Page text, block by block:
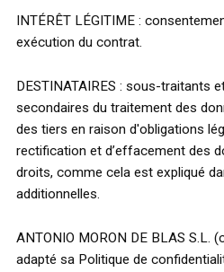
INTÉRÊT LÉGITIME :
exécution du contrat.
DESTINATAIRES : sous-traitants
secondaires du traitement des
des tiers en raison d'obligations
rectification et d’effacement des
droits, comme cela est expliqué
additionnelles.
ANTONIO MORON DE BLAS S.L.
adapté sa Politique de